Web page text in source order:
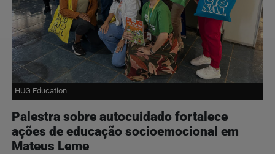
HUG Education
Palestra sobre autocuidado fortalece
ações de educação socioemocional em
Mateus Leme